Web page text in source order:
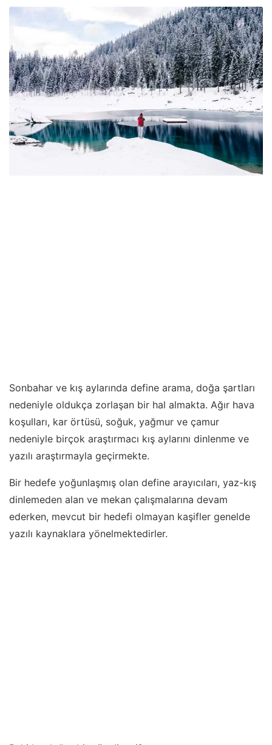
Sonbahar ve kış aylarında define arama, doğa şartları
nedeniyle oldukça zorlaşan bir hal almakta. Ağır hava
koşulları, kar örtüsü, soğuk, yağmur ve çamur
nedeniyle birçok araştırmacı kış aylarını dinlenme ve
yazılı araştırmayla geçirmekte.
Bir hedefe yoğunlaşmış olan define arayıcıları, yaz-kış
dinlemeden alan ve mekan çalışmalarına devam
ederken, mevcut bir hedefi olmayan kaşifler genelde
yazılı kaynaklara yönelmektedirler.